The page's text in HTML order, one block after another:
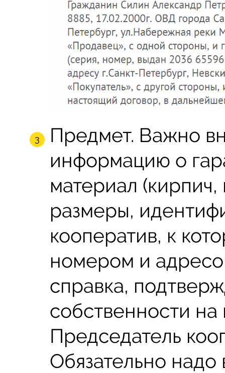
Предмет. Важно
информацию о
материал
размеры,
кооператив, к
номером и
справка,
собственности
Председатель
Обязательно